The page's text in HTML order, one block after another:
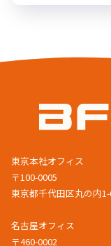
東京本社オフィス
〒100-0005
東京都千代田区丸の内
名古屋オフィス
〒460-0002